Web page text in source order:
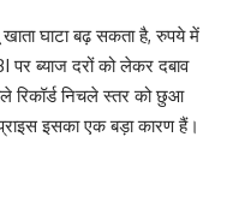
घाटा बढ़ सकता है, रुपये में
ब्याज दरों को लेकर दबाव
रिकॉर्ड निचले स्तर को छुआ
इसका एक बड़ा कारण हैं।